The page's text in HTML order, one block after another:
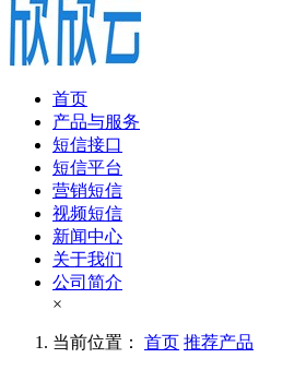
首页
产品与服务
短信接口
短信平台
营销短信
视频短信
新闻中心
关于我们
公司简介
×
当前位置： 首页 推荐产品